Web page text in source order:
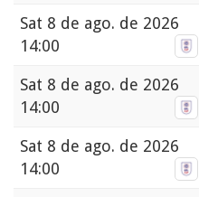
Sat 8 de ago. de 2026
14:00
Sat 8 de ago. de 2026
14:00
Sat 8 de ago. de 2026
14:00